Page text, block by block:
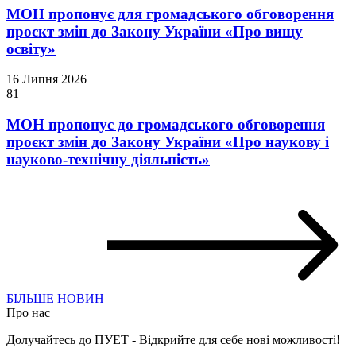
МОН пропонує для громадського обговорення
проєкт змін до Закону України «Про вищу
освіту»
16 Липня 2026
81
МОН пропонує до громадського обговорення
проєкт змін до Закону України «Про наукову і
науково-технічну діяльність»
БІЛЬШЕ НОВИН
Про нас
Долучайтесь до ПУЕТ - Відкрийте для себе нові можливості!